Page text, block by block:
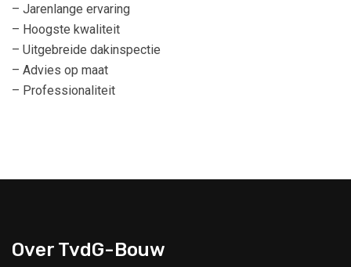
– Jarenlange ervaring
– Hoogste kwaliteit
– Uitgebreide dakinspectie
– Advies op maat
– Professionaliteit
Over TvdG-Bouw